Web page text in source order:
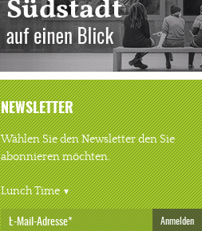
NEWSLETTER
Wählen Sie den Newsletter den Sie
abonnieren möchten.
Lunch Time
Anmelden